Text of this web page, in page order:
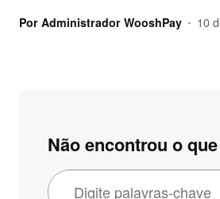
Por Administrador WooshPay • 10
Não encontrou o